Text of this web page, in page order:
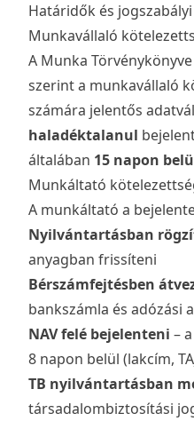
Határidők és
Munkavállaló
A Munka
szerint a munkavállaló
számára jelentős
haladéktalanul
általában 15 napon
Munkáltató
A munkáltató a
Nyilvántartásban
anyagban frissíteni
Bérszámfejtésben
bankszámla és adózási
NAV felé bejelenteni –
8 napon belül (lakcím,
TB nyilvántartásban
társadalombiztosítási